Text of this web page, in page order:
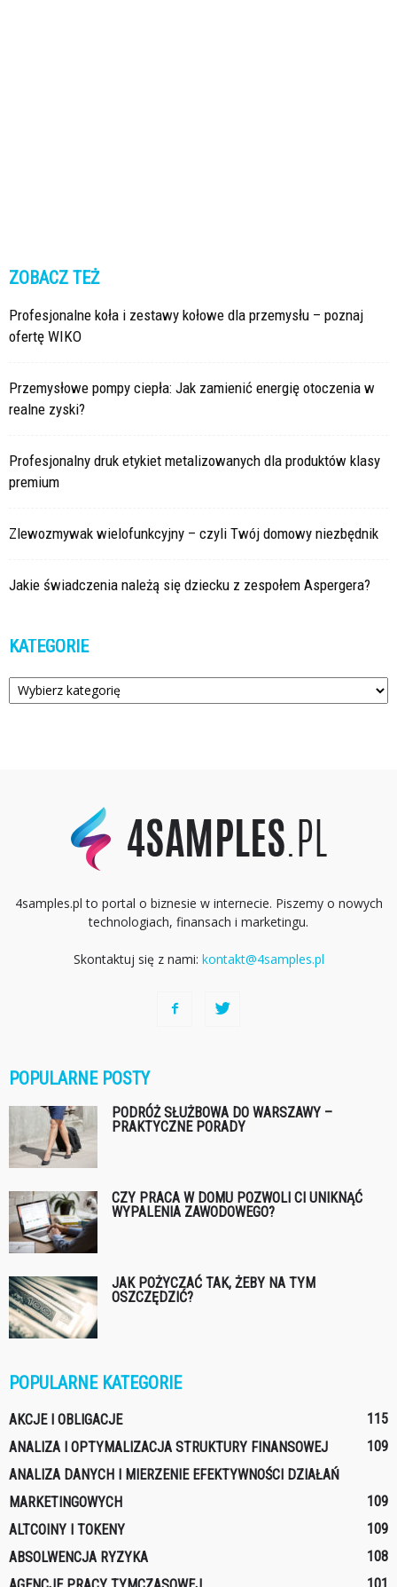
ZOBACZ TEŻ
Profesjonalne koła i zestawy kołowe dla przemysłu – poznaj
ofertę WIKO
Przemysłowe pompy ciepła: Jak zamienić energię otoczenia w
realne zyski?
Profesjonalny druk etykiet metalizowanych dla produktów klasy
premium
Zlewozmywak wielofunkcyjny – czyli Twój domowy niezbędnik
Jakie świadczenia należą się dziecku z zespołem Aspergera?
KATEGORIE
Kategorie
4samples.pl to portal o biznesie w internecie. Piszemy o nowych
technologiach, finansach i marketingu.
Skontaktuj się z nami: kontakt@4samples.pl
POPULARNE POSTY
PODRÓŻ SŁUŻBOWA DO WARSZAWY –
PRAKTYCZNE PORADY
CZY PRACA W DOMU POZWOLI CI UNIKNĄĆ
WYPALENIA ZAWODOWEGO?
JAK POŻYCZAĆ TAK, ŻEBY NA TYM
OSZCZĘDZIĆ?
POPULARNE KATEGORIE
AKCJE I OBLIGACJE
115
ANALIZA I OPTYMALIZACJA STRUKTURY FINANSOWEJ
109
ANALIZA DANYCH I MIERZENIE EFEKTYWNOŚCI DZIAŁAŃ
MARKETINGOWYCH
109
ALTCOINY I TOKENY
109
ABSOLWENCJA RYZYKA
108